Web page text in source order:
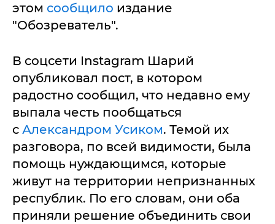
этом сообщило издание
"Обозреватель".
В соцсети Instagram Шарий
опубликовал пост, в котором
радостно сообщил, что недавно ему
выпала честь пообщаться
с Александром Усиком. Темой их
разговора, по всей видимости, была
помощь нуждающимся, которые
живут на территории непризнанных
республик. По его словам, они оба
приняли решение объединить свои